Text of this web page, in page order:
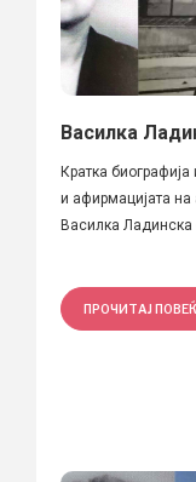
Василка
Кратка
и афирмацијата на
Василка
ПРОЧИТАЈ